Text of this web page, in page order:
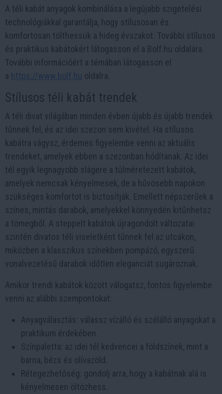
A téli kabát anyagok kombinálása a legújabb szigetelési
technológiákkal garantálja, hogy stílusosan és
komfortosan tölthessük a hideg évszakot. További stílusos
és praktikus kabátokért látogasson el a Bolf.hu oldalára.
További információért a témában látogasson el
a https://www.bolf.hu oldalra.
Stílusos téli kabát trendek
A téli divat világában minden évben újabb és újabb trendek
tűnnek fel, és az idei szezon sem kivétel. Ha stílusos
kabátra vágysz, érdemes figyelembe venni az aktuális
trendeket, amelyek ebben a szezonban hódítanak. Az idei
tél egyik legnagyobb slágere a túlméretezett kabátok,
amelyek nemcsak kényelmesek, de a hűvösebb napokon
szükséges komfortot is biztosítják. Emellett népszerűek a
színes, mintás darabok, amelyekkel könnyedén kitűnhetsz
a tömegből. A steppelt kabátok újragondolt változatai
szintén divatos téli viseletként tűnnek fel az utcákon,
miközben a klasszikus színekben pompázó, egyszerű
vonalvezetésű darabok időtlen eleganciát sugároznak.
Amikor trendi kabátok között válogatsz, fontos figyelembe
venni az alábbi szempontokat:
Anyagválasztás: válassz vízálló és szélálló anyagokat a
praktikum érdekében.
Színpaletta: az idei tél kedvencei a földszínek, mint a
barna, bézs és olívazöld.
Rétegezhetőség: gondolj arra, hogy a kabátnak alá is
kényelmesen öltözhess.